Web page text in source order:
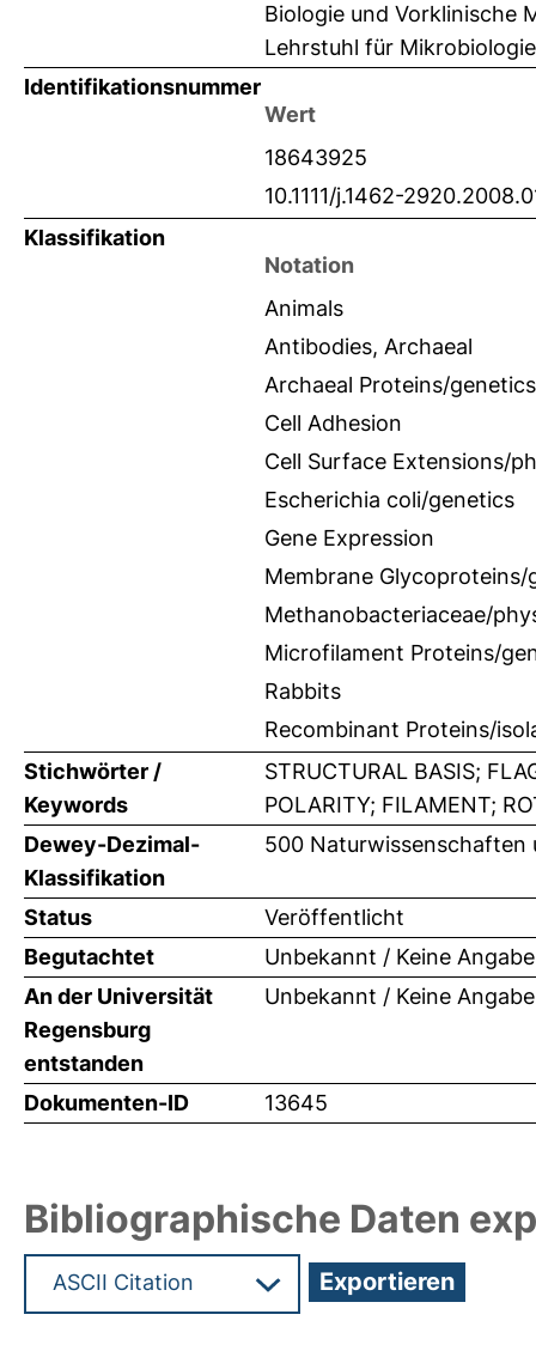
Biologie und Vorklinische
Lehrstuhl für
Identifikationsnummer
Wert
18643925
10.1111/j.1462-
Klassifikation
Notation
Animals
Antibodies, Archaeal
Archaeal Proteins/genetics
Cell Adhesion
Cell Surface Extensions/
Escherichia coli/genetics
Gene Expression
Membrane Glycoproteins/
Methanobacteriaceae/
Microfilament Proteins/
Rabbits
Recombinant Proteins/
Stichwörter /
Keywords
STRUCTURAL BASIS;
POLARITY; FILAMENT;
Dewey-Dezimal-
Klassifikation
500 Naturwissenschaften
Status
Veröffentlicht
Begutachtet
Unbekannt / Keine Angabe
An der Universität
Regensburg
entstanden
Unbekannt / Keine Angabe
Dokumenten-ID 13645
Bibliographische Daten